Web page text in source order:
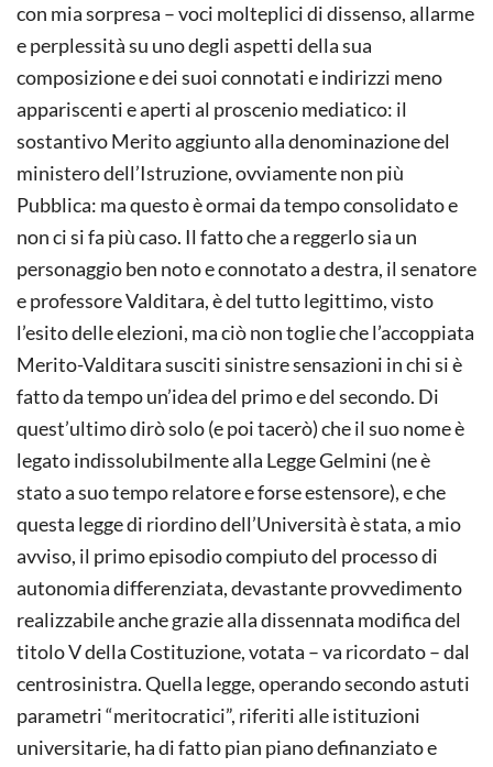
con mia sorpresa – voci molteplici di dissenso, allarme
e perplessità su uno degli aspetti della sua
composizione e dei suoi connotati e indirizzi meno
appariscenti e aperti al proscenio mediatico: il
sostantivo Merito aggiunto alla denominazione del
mini­stero dell’Istruzione, ovviamente non più
Pubblica: ma questo è ormai da tempo consolidato e
non ci si fa più caso. Il fatto che a reggerlo sia un
personaggio ben noto e connotato a destra, il senatore
e professore Valditara, è del tutto legittimo, visto
l’esito delle elezioni, ma ciò non toglie che l’accoppiata
Merito-Valditara susciti sinistre sensazioni in chi si è
fatto da tempo un’idea del primo e del secondo. Di
quest’ultimo dirò solo (e poi tacerò) che il suo nome è
legato indissolubilmente alla Legge Gelmini (ne è
stato a suo tempo relatore e forse estensore), e che
questa legge di riordino dell’Università è stata, a mio
avviso, il primo episodio compiuto del processo di
autonomia differenziata, devastante provvedimento
realizzabile anche grazie alla dissennata modifica del
titolo V della Costituzione, votata – va ricordato – dal
centrosi­nistra. Quella legge, operando secondo astuti
parametri “meritocratici”, riferiti alle istituzioni
universitarie, ha di fatto pian piano definanziato e